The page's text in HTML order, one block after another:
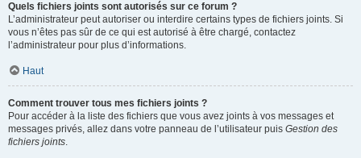
Quels fichiers joints sont autorisés sur ce forum ?
L’administrateur peut autoriser ou interdire certains types de fichiers joints. Si
vous n’êtes pas sûr de ce qui est autorisé à être chargé, contactez
l’administrateur pour plus d’informations.
Haut
Comment trouver tous mes fichiers joints ?
Pour accéder à la liste des fichiers que vous avez joints à vos messages et
messages privés, allez dans votre panneau de l’utilisateur puis Gestion des
fichiers joints.